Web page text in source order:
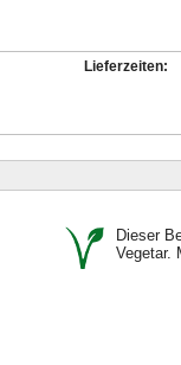
Lieferzeiten:
Dieser
Vegetar.